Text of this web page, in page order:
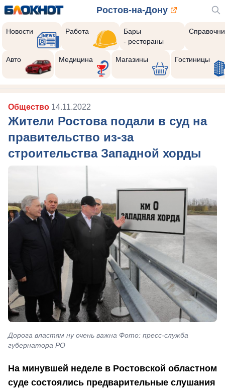
Ростов-на-Дону
Новости Работа
Бары
- рестораны
Авто Медицина Магазины Гостиницы
Общество 14.11.2022
Жители Ростова подали в суд на
правительство из-за
строительства Западной хорды
Дорога властям ну очень важна Фото: пресс-служба
губернатора РО
На минувшей неделе в Ростовской областном
суде состоялись предварительные слушания